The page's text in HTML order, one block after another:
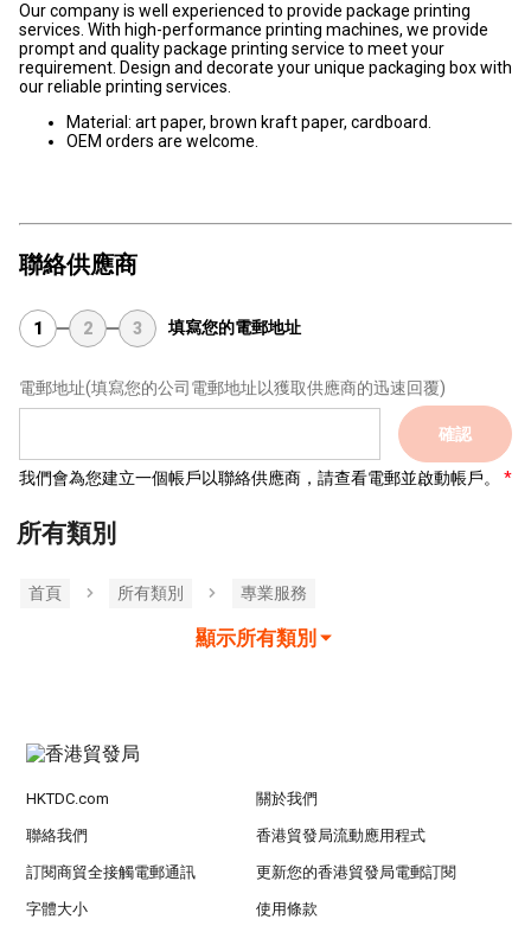
Our company is well experienced to provide package printing
services. With high-performance printing machines, we provide
prompt and quality package printing service to meet your
requirement. Design and decorate your unique packaging box with
our reliable printing services.
Material: art paper, brown kraft paper, cardboard.
OEM orders are welcome.
聯絡供應商
1 2 3 填寫您的電郵地址
電郵地址(填寫您的公司電郵地址以獲取供應商的迅速回覆)
確認
我們會為您建立一個帳戶以聯絡供應商，請查看電郵並啟動帳戶。
所有類別
首頁 所有類別 專業服務
顯示所有類別
HKTDC.com 關於我們
聯絡我們 香港貿發局流動應用程式
訂閱商貿全接觸電郵通訊 更新您的香港貿發局電郵訂閱
字體大小 使用條款